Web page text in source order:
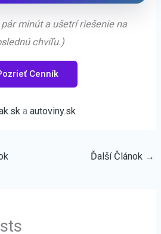
minút a ušetrí riešenie na
chvíľu.)
Cenník
aautoviny.sk
Ďalší Článok →